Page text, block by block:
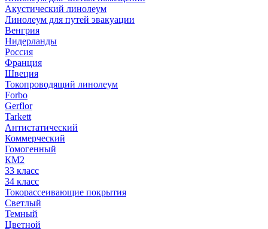
Акустический линолеум
Линолеум для путей эвакуации
Венгрия
Нидерланды
Россия
Франция
Швеция
Токопроводящий линолеум
Forbo
Gerflor
Tarkett
Антистатический
Коммерческий
Гомогенный
КМ2
33 класс
34 класс
Токорассеивающие покрытия
Светлый
Темный
Цветной